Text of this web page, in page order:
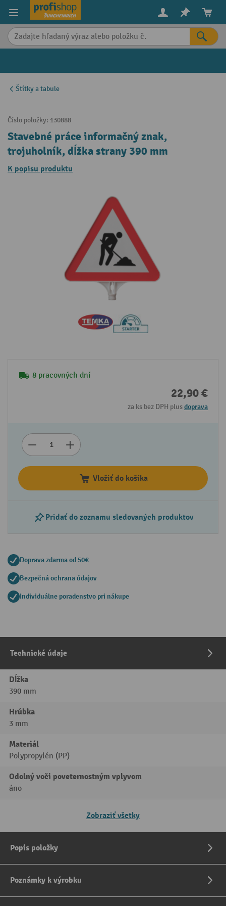
content
Štítky a tabule
Číslo položky: 130888
Stavebné práce informačný znak,
trojuholník, dĺžka strany 390 mm
K popisu produktu
8 pracovných dní
22,90 €
za ks bez DPH plusdoprava
Vložiť do košíka
Pridať do zoznamu sledovaných produktov
Doprava zdarma od 50€
Bezpečná ochrana údajov
Individuálne poradenstvo pri nákupe
Technické údaje
Dĺžka
390 mm
Hrúbka
3 mm
Materiál
Polypropylén (PP)
Odolný voči poveternostným vplyvom
áno
Zobraziť všetky
Popis položky
Poznámky k výrobku